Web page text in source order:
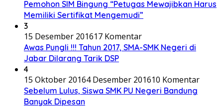
Pemohon SIM Bingung “Petugas Mewajibkan Harus
Memiliki Sertifikat Mengemudi”
3
15 Desember 201617 Komentar
Awas Pungli !!! Tahun 2017, SMA-SMK Negeri di
Jabar Dilarang Tarik DSP
4
15 Oktober 20164 Desember 201610 Komentar
Sebelum Lulus, Siswa SMK PU Negeri Bandung
Banyak Dipesan